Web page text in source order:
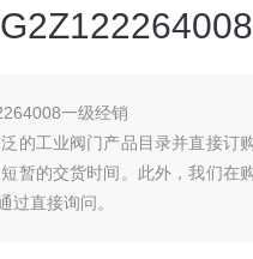
一级经销
的工业阀门产品目录并直接订
暂的交货时间。此外，我们在
过直接询问。